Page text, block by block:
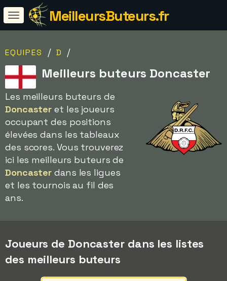
MeilleursButeurs.fr
EQUIPES / D /
Meilleurs buteurs Doncaster
Les meilleurs buteurs de
Doncaster et les joueurs
occupant des positions
élevées dans les tableaux
des scores. Vous trouverez
ici les meilleurs buteurs de
Doncaster dans les ligues
et les tournois au fil des
ans.
Joueurs de Doncaster dans les listes
des meilleurs buteurs